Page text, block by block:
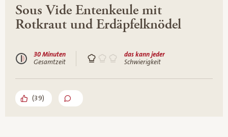
Sous Vide Entenkeule mit
Rotkraut und Erdäpfelknödel
30 Minuten
Gesamtzeit
das kann jeder
Schwierigkeit
(39)